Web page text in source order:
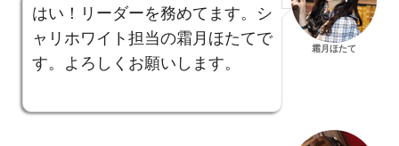
はい！リーダーを務めてます。シ
ャリホワイト担当の霜月ほたてで
す。よろしくお願いします。
霜月ほたて